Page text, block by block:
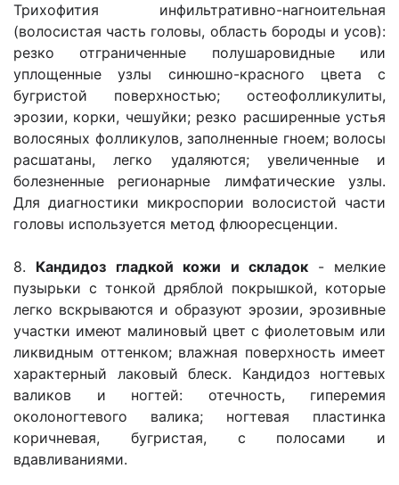
Трихофития инфильтративно-нагноительная
(волосистая часть головы, область бороды и усов):
резко отграниченные полушаровидные или
уплощенные узлы синюшно-красного цвета с
бугристой поверхностью; остеофолликулиты,
эрозии, корки, чешуйки; резко расширенные устья
волосяных фолликулов, заполненные гноем; волосы
расшатаны, легко удаляются; увеличенные и
болезненные регионарные лимфатические узлы.
Для диагностики микроспории волосистой части
головы используется метод флюоресценции.
8. Кандидоз гладкой кожи и складок - мелкие
пузырьки с тонкой дряблой покрышкой, которые
легко вскрываются и образуют эрозии, эрозивные
участки имеют малиновый цвет с фиолетовым или
ликвидным оттенком; влажная поверхность имеет
характерный лаковый блеск. Кандидоз ногтевых
валиков и ногтей: отечность, гиперемия
околоногтевого валика; ногтевая пластинка
коричневая, бугристая, с полосами и
вдавливаниями.